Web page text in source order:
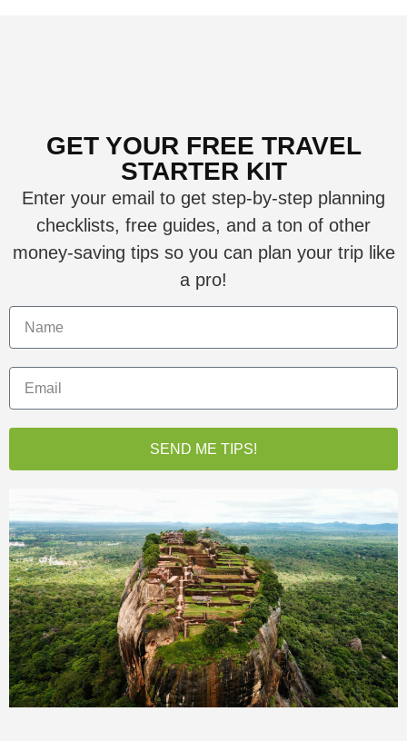
GET YOUR FREE TRAVEL
STARTER KIT
Enter your email to get step-by-step planning
checklists, free guides, and a ton of other
money-saving tips so you can plan your trip like
a pro!
SEND ME TIPS!